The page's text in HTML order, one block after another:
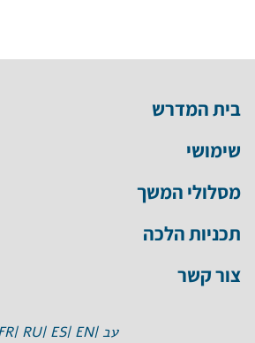
בית המדרש
שימושי
מסלולי המשך
תכניות הלכה
צור קשר
עב |EN |
ES |
RU |
FR